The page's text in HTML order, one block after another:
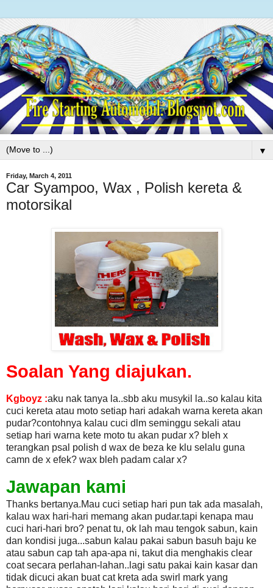
▼
Friday, March 4, 2011
Car Syampoo, Wax , Polish kereta &
motorsikal
Soalan Yang diajukan.
Kgboyz :aku nak tanya la..sbb aku musykil la..so kalau kita
cuci kereta atau moto setiap hari adakah warna kereta akan
pudar?contohnya kalau cuci dlm seminggu sekali atau
setiap hari warna kete moto tu akan pudar x? bleh x
terangkan psal polish d wax de beza ke klu selalu guna
camn de x efek? wax bleh padam calar x?
Jawapan kami
Thanks bertanya.Mau cuci setiap hari pun tak ada masalah,
kalau wax hari-hari memang akan pudar.tapi kenapa mau
cuci hari-hari bro? penat tu, ok lah mau tengok sabun, kain
dan kondisi juga...sabun kalau pakai sabun basuh baju ke
atau sabun cap tah apa-apa ni, takut dia menghakis clear
coat secara perlahan-lahan..lagi satu pakai kain kasar dan
tidak dicuci akan buat cat kreta ada swirl mark yang